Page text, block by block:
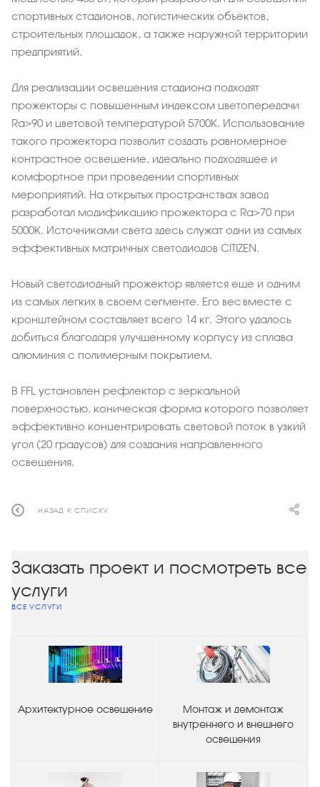
спортивных стадионов, логистических объектов,
строительных площадок, а также наружной территории
предприятий.
Для реализации освещения стадиона подходят
прожекторы с повышенным индексом цветопередачи
Ra>90 и цветовой температурой 5700К. Использование
такого прожектора позволит создать равномерное
контрастное освещение, идеально подходящее и
комфортное при проведении спортивных
мероприятий. На открытых пространствах завод
разработал модификацию прожектора с Ra>70 при
5000К. Источниками света здесь служат одни из самых
эффективных матричных светодиодов CITIZEN.
Новый светодиодный прожектор является еще и одним
из самых легких в своем сегменте. Его вес вместе с
кронштейном составляет всего 14 кг. Этого удалось
добиться благодаря улучшенному корпусу из сплава
алюминия с полимерным покрытием.
В FFL установлен рефлектор с зеркальной
поверхностью, коническая форма которого позволяет
эффективно концентрировать световой поток в узкий
угол (20 градусов) для создания направленного
освещения.
НАЗАД К СПИСКУ
Заказать проект и посмотреть все
услуги
ВСЕ УСЛУГИ
Архитектурное освещение
Монтаж и демонтаж
внутреннего и внешнего
освещения